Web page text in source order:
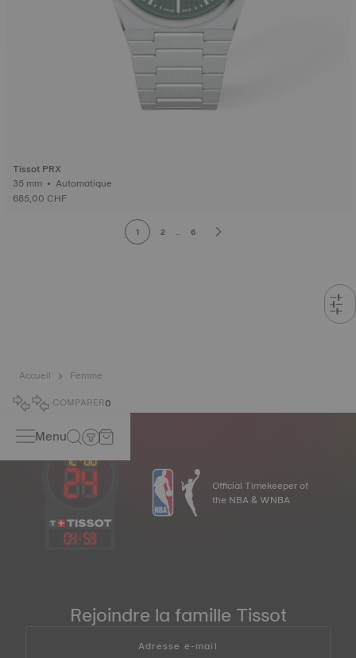
Tissot PRX
35 mm • Automatique
685,00 CHF
1 2 ... 6
Accueil
Femme
COMPARER0
Menu
04:53
Official Timekeeper of
the NBA & WNBA
Rejoindre la famille Tissot
Adresse e-mail